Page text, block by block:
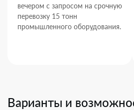
вечером с запросом на срочную
перевозку 15 тонн
промышленного оборудования.
Варианты и